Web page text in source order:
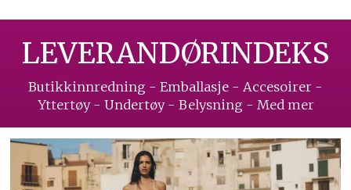
LEVERANDØRINDEKS
Butikkinnredning - Emballasje - Accesoirer -
Yttertøy - Undertøy - Belysning - Med mer